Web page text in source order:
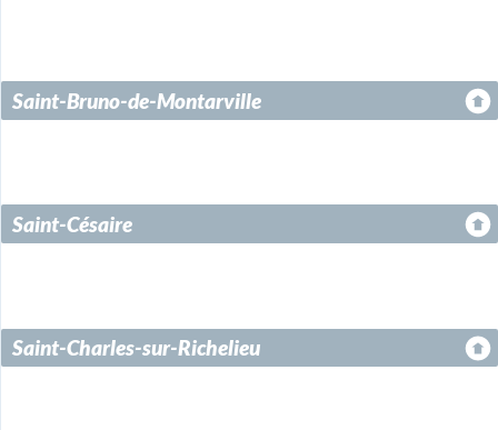
Saint-Bruno-de-Montarville
Saint-Césaire
Saint-Charles-sur-Richelieu